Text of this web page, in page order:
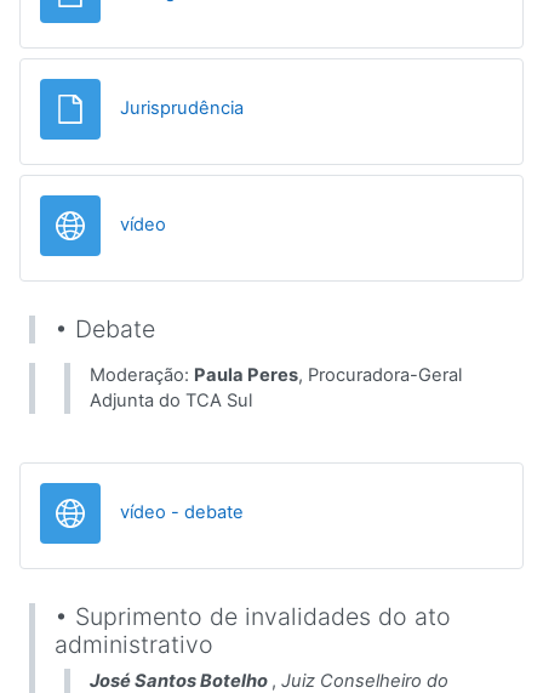
JurisprudênciaFile
vídeo
• Debate
Moderação: Paula Peres, Procuradora-Geral
Adjunta do TCA Sul
vídeo - debate
• Suprimento de invalidades do ato
administrativo
José Santos Botelho , Juiz Conselheiro do